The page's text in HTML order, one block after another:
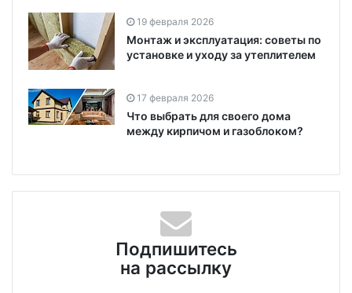
19 февраля 2026
Монтаж и эксплуатация: советы по
установке и уходу за утеплителем
17 февраля 2026
Что выбрать для своего дома
между кирпичом и газоблоком?
Подпишитесь
на рассылку